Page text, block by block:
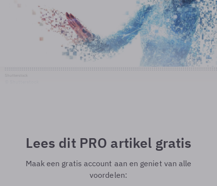
Lees dit PRO artikel gratis
Maak een gratis account aan en geniet van alle
voordelen: